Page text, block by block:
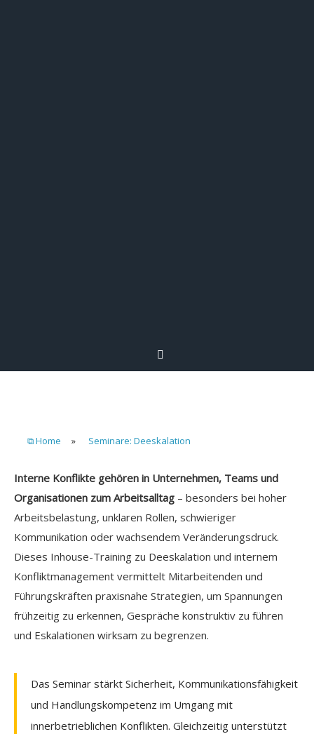
⧉ Home » Seminare: Deeskalation
Interne Konflikte gehören in Unternehmen, Teams und
Organisationen zum Arbeitsalltag – besonders bei hoher
Arbeitsbelastung, unklaren Rollen, schwieriger
Kommunikation oder wachsendem Veränderungsdruck.
Dieses Inhouse-Training zu Deeskalation und internem
Konfliktmanagement vermittelt Mitarbeitenden und
Führungskräften praxisnahe Strategien, um Spannungen
frühzeitig zu erkennen, Gespräche konstruktiv zu führen
und Eskalationen wirksam zu begrenzen.
Das Seminar stärkt Sicherheit, Kommunikationsfähigkeit
und Handlungskompetenz im Umgang mit
innerbetrieblichen Konflikten. Gleichzeitig unterstützt